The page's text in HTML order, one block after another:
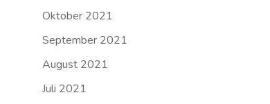
Oktober 2021
September 2021
August 2021
Juli 2021